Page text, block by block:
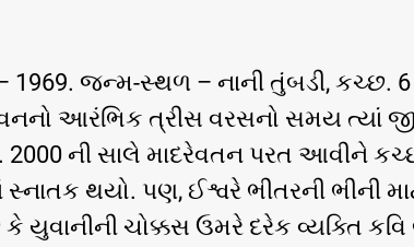
જન્મ-સ્થળ – નાની તુંબડી, કચ્છ. 6
આરંભિક ત્રીસ વરસનો સમય ત્યાં
2000 ની સાલે માદરેવતન પરત આવીને
થયો. પણ, ઈશ્વરે ભીતરની ભીની
યુવાનીની ચોક્કસ ઉમરે દરેક વ્યક્તિ